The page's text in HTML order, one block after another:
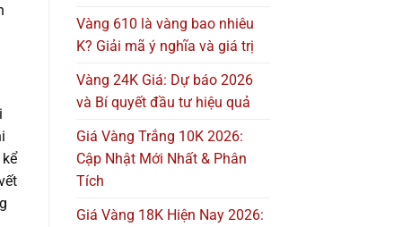
Vàng 610 là vàng bao nhiêu
K? Giải mã ý nghĩa và giá trị
Vàng 24K Giá: Dự báo 2026
và Bí quyết đầu tư hiệu quả
Giá Vàng Trắng 10K 2026:
Cập Nhật Mới Nhất & Phân
Tích
Giá Vàng 18K Hiện Nay 2026: